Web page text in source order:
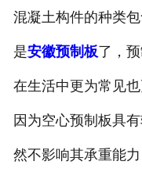
混凝土构件的种类
是安徽预制板了，
在生活中更为常见
因为空心预制板具
然不影响其承重能